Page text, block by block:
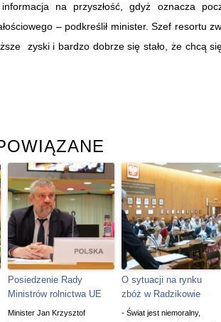
na przyszłość, gdyż oznacza
– podkreślił minister. Szef resortu
zyski i bardzo dobrze się stało, że chcą
Posiedzenie Rady
Ministrów rolnictwa UE
Minister Jan Krzysztof
O sytuacji na rynku
zbóż w Radzikowie
- Świat jest niemoralny,